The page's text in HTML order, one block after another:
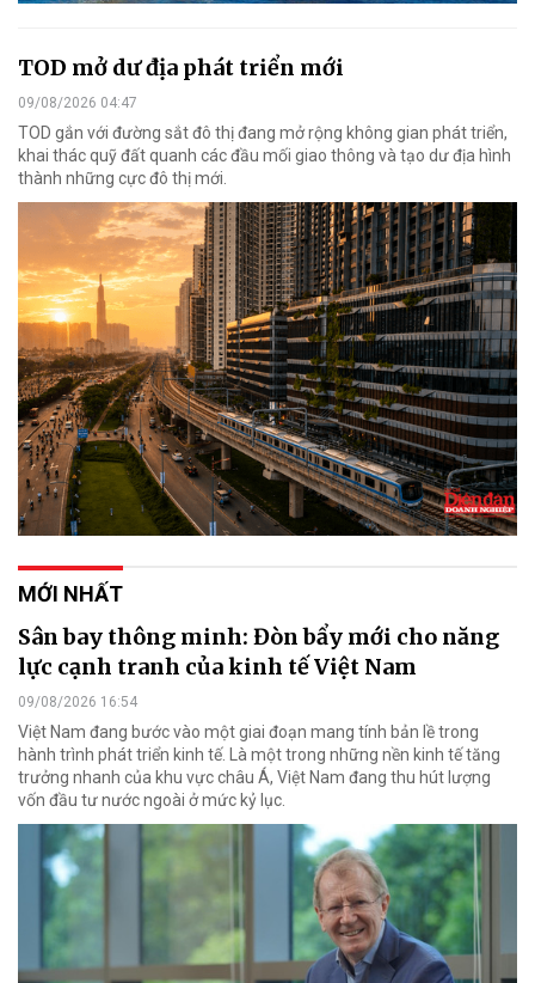
TOD mở dư địa phát triển mới
09/08/2026 04:47
TOD gắn với đường sắt đô thị đang mở rộng không gian phát triển,
khai thác quỹ đất quanh các đầu mối giao thông và tạo dư địa hình
thành những cực đô thị mới.
MỚI NHẤT
Sân bay thông minh: Đòn bẩy mới cho năng
lực cạnh tranh của kinh tế Việt Nam
09/08/2026 16:54
Việt Nam đang bước vào một giai đoạn mang tính bản lề trong
hành trình phát triển kinh tế. Là một trong những nền kinh tế tăng
trưởng nhanh của khu vực châu Á, Việt Nam đang thu hút lượng
vốn đầu tư nước ngoài ở mức kỷ lục.